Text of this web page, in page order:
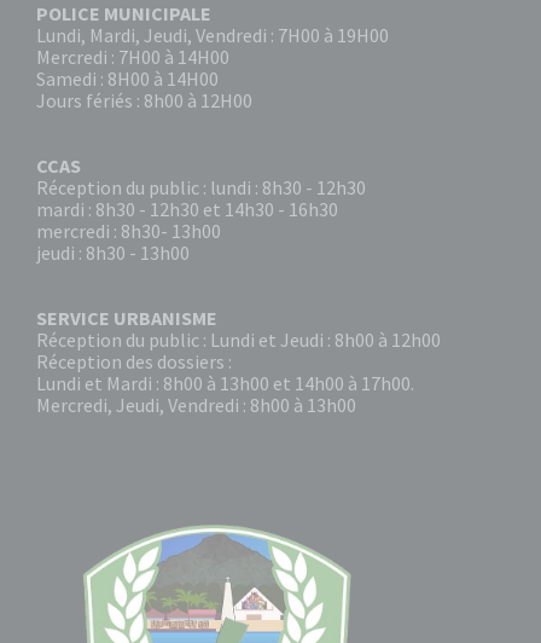
POLICE MUNICIPALE
Lundi, Mardi, Jeudi, Vendredi : 7H00 à 19H00
Mercredi : 7H00 à 14H00
Samedi : 8H00 à 14H00
Jours fériés : 8h00 à 12H00
CCAS
Réception du public : lundi : 8h30 - 12h30
mardi : 8h30 - 12h30 et 14h30 - 16h30
mercredi : 8h30- 13h00
jeudi : 8h30 - 13h00
SERVICE URBANISME
Réception du public : Lundi et Jeudi : 8h00 à 12h00
Réception des dossiers :
Lundi et Mardi : 8h00 à 13h00 et 14h00 à 17h00.
Mercredi, Jeudi, Vendredi : 8h00 à 13h00